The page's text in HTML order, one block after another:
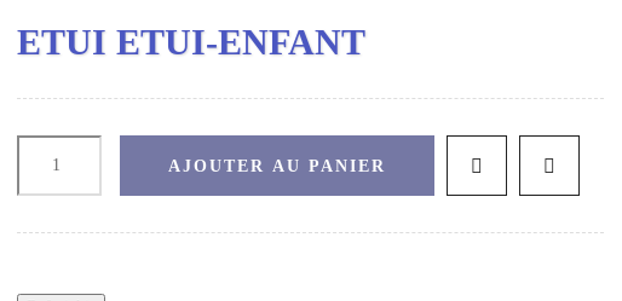
ETUI ETUI-ENFANT
AJOUTER AU PANIER